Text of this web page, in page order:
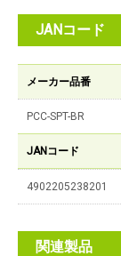
JANコード
メーカー品番
PCC-SPT-BR
JANコード
4902205238201
関連製品